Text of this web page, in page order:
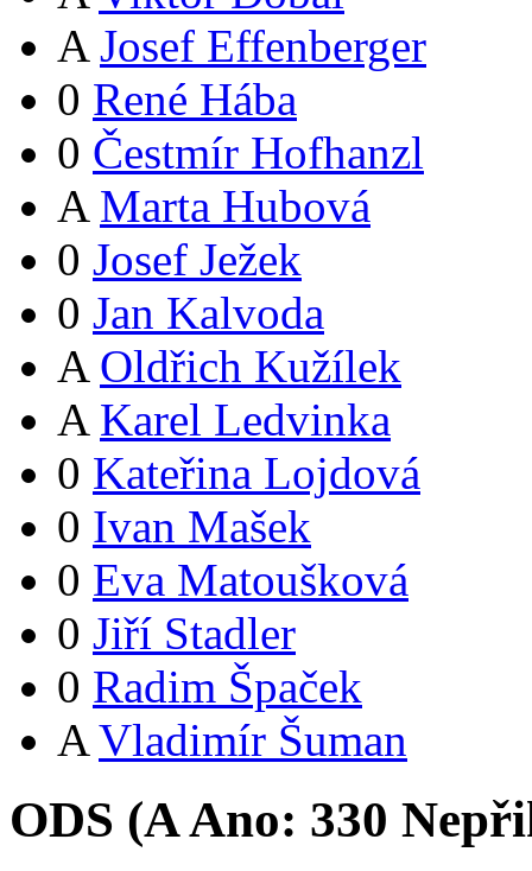
A Josef Effenberger
0 René Hába
0 Čestmír Hofhanzl
A Marta Hubová
0 Josef Ježek
0 Jan Kalvoda
A Oldřich Kužílek
A Karel Ledvinka
0 Kateřina Lojdová
0 Ivan Mašek
0 Eva Matoušková
0 Jiří Stadler
0 Radim Špaček
A Vladimír Šuman
ODS (AAno: 330